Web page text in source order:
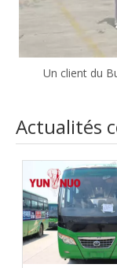
Un client du
Actualités